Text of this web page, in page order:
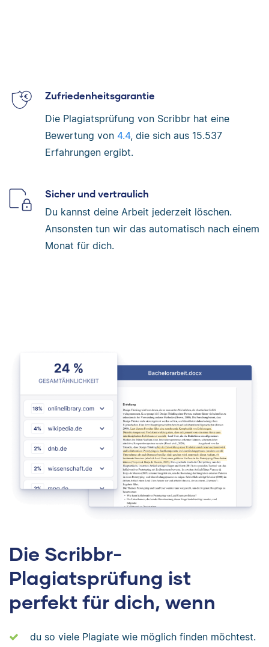
Zufriedenheitsgarantie
Die Plagiatsprüfung von Scribbr hat eine
Bewertung von 4.4, die sich aus 15.537
Erfahrungen ergibt.
Sicher und vertraulich
Du kannst deine Arbeit jederzeit löschen.
Ansonsten tun wir das automatisch nach einem
Monat für dich.
Die Scribbr-
Plagiatsprüfung ist
perfekt für dich, wenn
du so viele Plagiate wie möglich finden möchtest.